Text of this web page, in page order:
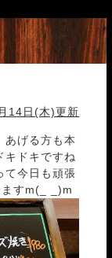
14日(木)更新
あげる方も本
キドキですね
て今日も頑張
ますm(_ _)m